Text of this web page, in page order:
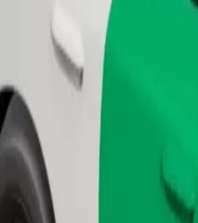
AUTOPAPA" a "Rustavi Mall"
Automarket AUTOPAPA" a "Rustavi Mall"?